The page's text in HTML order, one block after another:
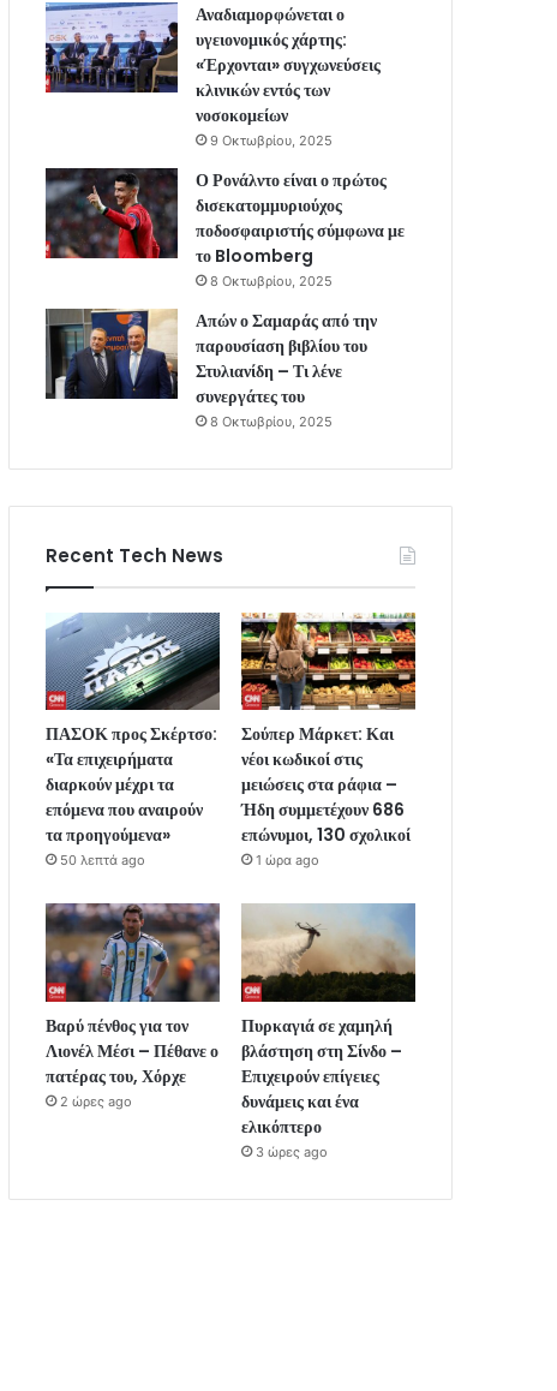
Αναδιαμορφώνεται ο
υγειονομικός χάρτης:
«Έρχονται» συγχωνεύσεις
κλινικών εντός των
νοσοκομείων
9 Οκτωβρίου, 2025
Ο Ρονάλντο είναι ο πρώτος
δισεκατομμυριούχος
ποδοσφαιριστής σύμφωνα με
το Bloomberg
8 Οκτωβρίου, 2025
Απών ο Σαμαράς από την
παρουσίαση βιβλίου του
Στυλιανίδη – Τι λένε
συνεργάτες του
8 Οκτωβρίου, 2025
Recent Tech News
ΠΑΣΟΚ προς Σκέρτσο:
«Τα επιχειρήματα
διαρκούν μέχρι τα
επόμενα που αναιρούν
τα προηγούμενα»
50 λεπτά ago
Σούπερ Μάρκετ: Και
νέοι κωδικοί στις
μειώσεις στα ράφια –
Ήδη συμμετέχουν 686
επώνυμοι, 130 σχολικοί
1 ώρα ago
Βαρύ πένθος για τον
Λιονέλ Μέσι – Πέθανε ο
πατέρας του, Χόρχε
2 ώρες ago
Πυρκαγιά σε χαμηλή
βλάστηση στη Σίνδο –
Επιχειρούν επίγειες
δυνάμεις και ένα
ελικόπτερο
3 ώρες ago